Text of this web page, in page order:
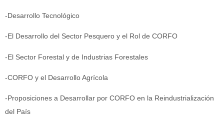
-Desarrollo Tecnológico
-El Desarrollo del Sector Pesquero y el Rol de CORFO
-El Sector Forestal y de Industrias Forestales
-CORFO y el Desarrollo Agrícola
-Proposiciones a Desarrollar por CORFO en la Reindustrialización
del País